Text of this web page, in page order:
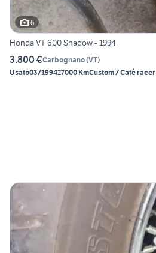
6
Honda VT 600 Shadow - 1994
3.800 €Carbognano(VT)
Usato03/199427000 KmCustom / Café racer